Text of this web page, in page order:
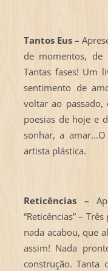
Tantos Eus –
de momentos, de
Tantas fases! Um
sentimento de
voltar ao
poesias de hoje e
sonhar, a
artista plástica.
Reticências –
“Reticências” –
nada acabou, que
assim! Nada
construção. Tanta